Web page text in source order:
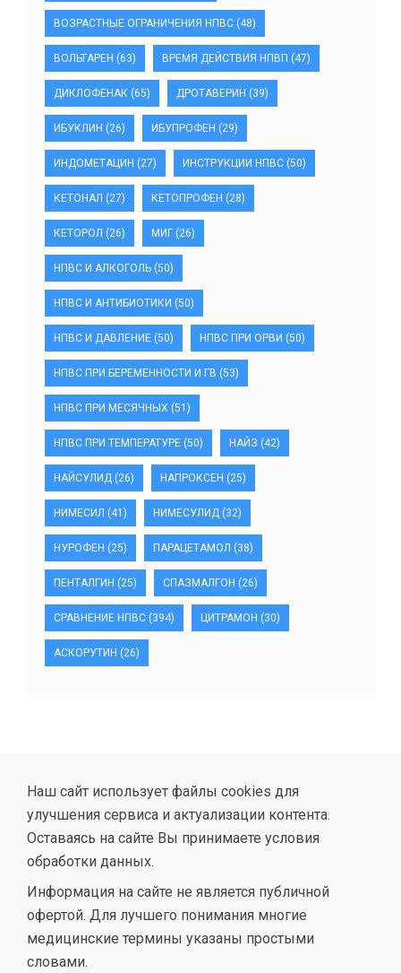
ВОЗРАСТНЫЕ ОГРАНИЧЕНИЯ НПВС (48)
ВОЛЬТАРЕН (63) ВРЕМЯ ДЕЙСТВИЯ НПВП (47)
ДИКЛОФЕНАК (65) ДРОТАВЕРИН (39)
ИБУКЛИН (26) ИБУПРОФЕН (29)
ИНДОМЕТАЦИН (27) ИНСТРУКЦИИ НПВС (50)
КЕТОНАЛ (27) КЕТОПРОФЕН (28)
КЕТОРОЛ (26) МИГ (26)
НПВС И АЛКОГОЛЬ (50)
НПВС И АНТИБИОТИКИ (50)
НПВС И ДАВЛЕНИЕ (50) НПВС ПРИ ОРВИ (50)
НПВС ПРИ БЕРЕМЕННОСТИ И ГВ (53)
НПВС ПРИ МЕСЯЧНЫХ (51)
НПВС ПРИ ТЕМПЕРАТУРЕ (50) НАЙЗ (42)
НАЙСУЛИД (26) НАПРОКСЕН (25)
НИМЕСИЛ (41) НИМЕСУЛИД (32)
НУРОФЕН (25) ПАРАЦЕТАМОЛ (38)
ПЕНТАЛГИН (25) СПАЗМАЛГОН (26)
СРАВНЕНИЕ НПВС (394) ЦИТРАМОН (30)
АСКОРУТИН (26)
Наш сайт использует файлы cookies для
улучшения сервиса и актуализации контента.
Оставаясь на сайте Вы принимаете условия
обработки данных.
Информация на сайте не является публичной
офертой. Для лучшего понимания многие
медицинские термины указаны простыми
словами.